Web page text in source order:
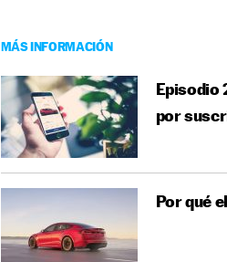
MÁS INFORMACIÓN
Episodio
por
Por qué